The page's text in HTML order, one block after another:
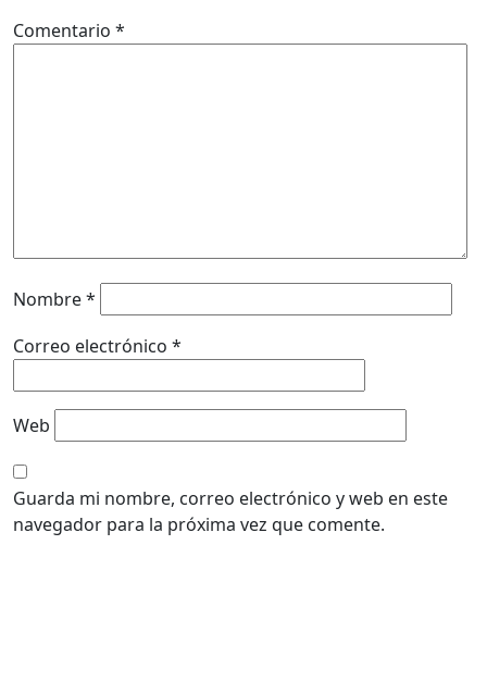
Comentario *
Nombre*
Correo electrónico *
Web
Guarda mi nombre, correo electrónico y web en este
navegador para la próxima vez que comente.